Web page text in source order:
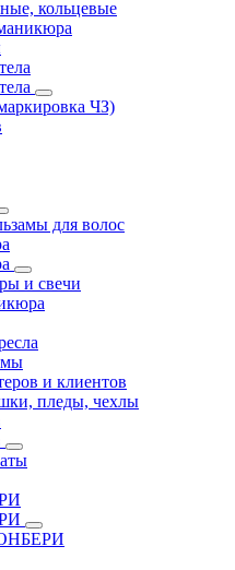
кольцевые
ЧЗ)
для волос
и свечи
и клиентов
пледы, чехлы